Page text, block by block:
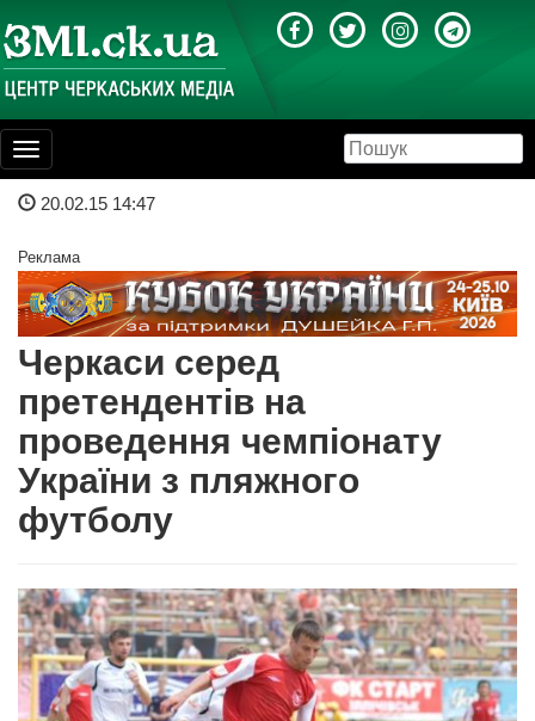
Toggle
navigation
20.02.15 14:47
Реклама
Черкаси серед
претендентів на
проведення чемпіонату
України з пляжного
футболу